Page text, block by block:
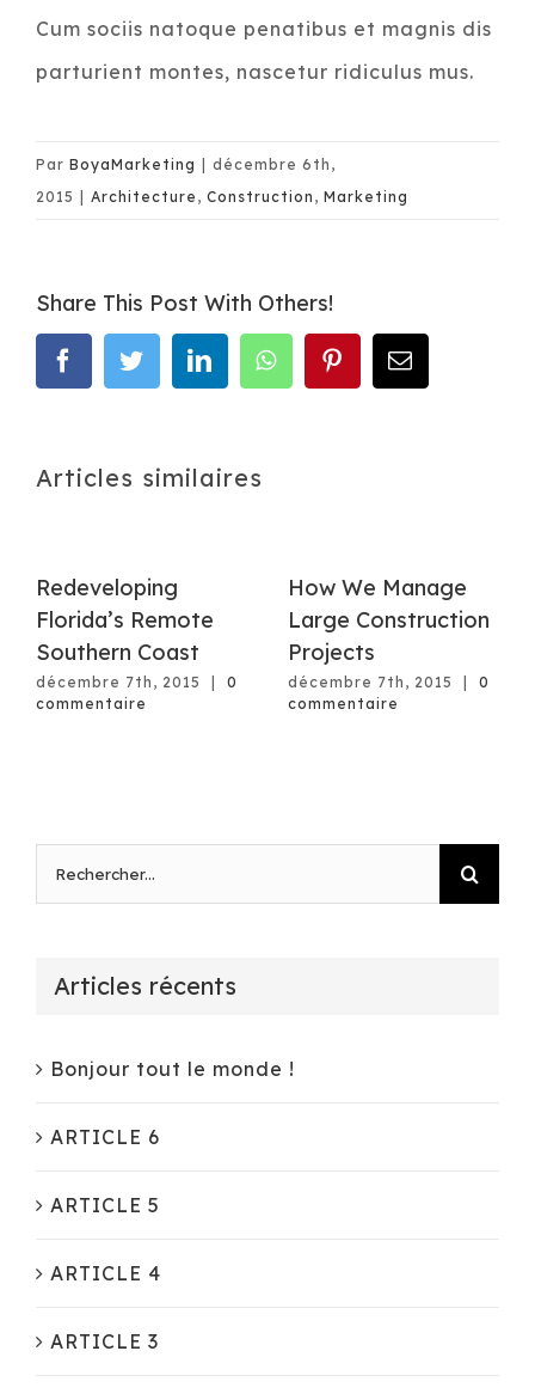
Cum sociis natoque penatibus et magnis dis
parturient montes, nascetur ridiculus mus.
Par BoyaMarketing
décembre 6th,
2015
Architecture , Construction , Marketing
Share This Post With Others!
facebooktwitter linkedinwhatsapppinterest
Articles similaires
Redeveloping
Florida’s Remote
Southern Coast
décembre 7th, 2015
0
commentaire
How We Manage
Large Construction
Projects
décembre 7th, 2015
0
commentaire
Rechercher
Articles récents
Bonjour tout le monde !
ARTICLE 6
ARTICLE 5
ARTICLE 4
ARTICLE 3